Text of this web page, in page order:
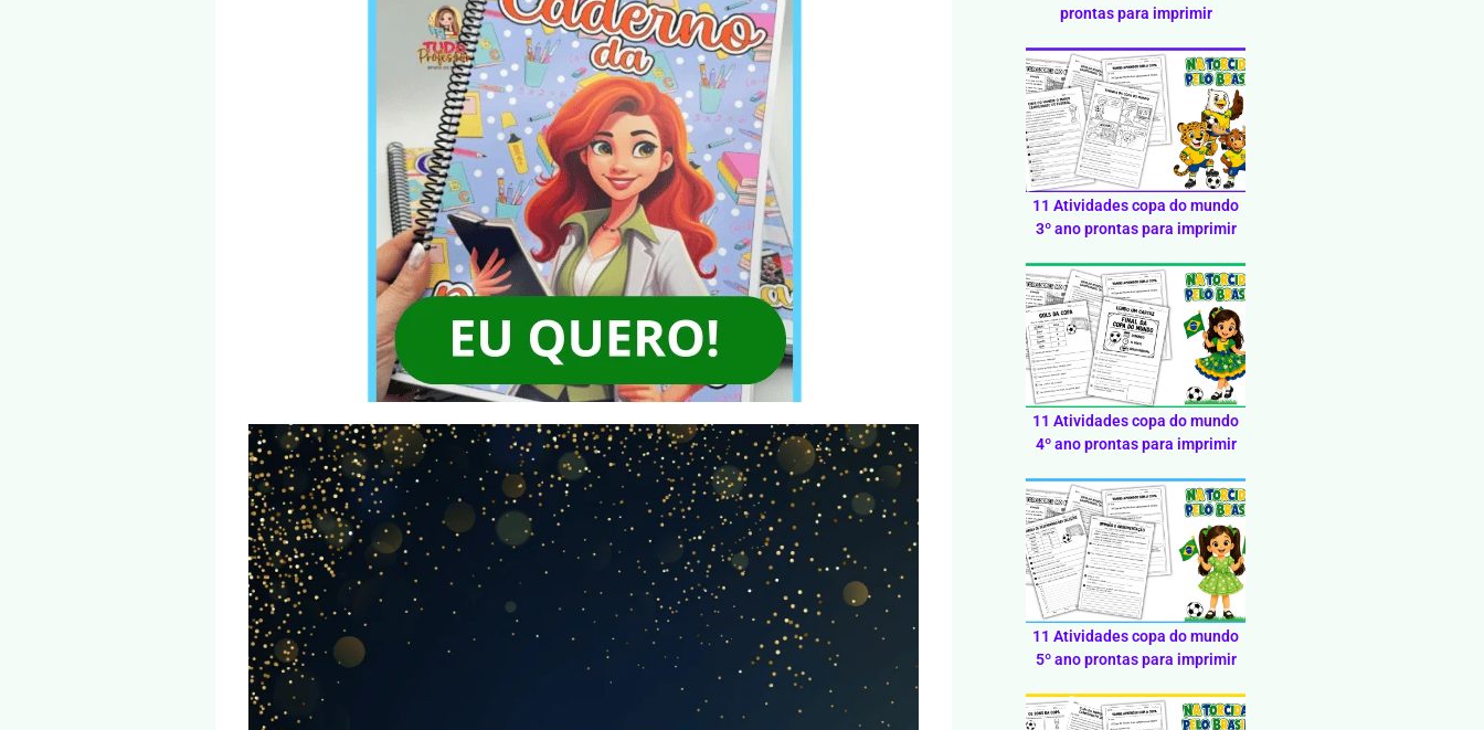
prontas para imprimir
11 Atividades copa do mundo
3º ano prontas para imprimir
11 Atividades copa do mundo
4º ano prontas para imprimir
11 Atividades copa do mundo
5º ano prontas para imprimir